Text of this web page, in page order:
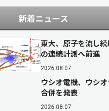
新着ニュース
東大、原子を流し
の連続計測へ前進
2026.08.07
ウシオ電機、ウシ
合併を発表
2026.08.07